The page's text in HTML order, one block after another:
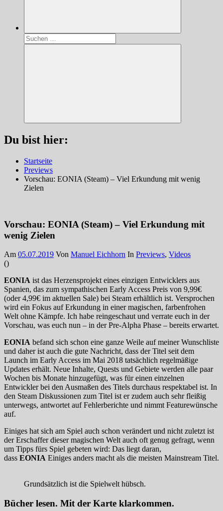
Suchen
nach:
Suchen
Du bist hier:
Startseite
Previews
Vorschau: EONIA (Steam) – Viel Erkundung mit wenig
Zielen
Vorschau: EONIA (Steam) – Viel Erkundung mit
wenig Zielen
Am 05.07.2019 Von Manuel Eichhorn In Previews, Videos
()
EONIA ist das Herzensprojekt eines einzigen Entwicklers aus
Spanien, das zum sympathischen Early Access Preis von 9,99€
(oder 4,99€ im aktuellen Sale) bei Steam erhältlich ist. Versprochen
wird ein Fokus auf Erkundung in einer magischen, farbenfrohen
Welt ohne Kämpfe. Ich habe reingeschaut und verrate euch in der
Vorschau, was euch nun – in der Pre-Alpha Phase – bereits erwartet.
EONIA befand sich schon eine ganze Weile auf meiner Wunschliste
und daher ist auch die gute Nachricht, dass der Titel seit dem
Launch im Early Access im Mai 2018 tatsächlich regelmäßige
Updates erhält. Neue Inhalte, Quests und Gebiete werden alle paar
Wochen bis Monate hinzugefügt, was für einen einzelnen
Entwickler bei den Ausmaßen des Titels durchaus respektabel ist. In
den Steam Diskussionen zum Titel ist er zudem auch sehr fleißig
unterwegs, antwortet auf Fehlerberichte und nimmt Featurewünsche
auf.
Einiges hat sich am Spiel auch schon verändert und nicht zuletzt ist
der Erschaffer dieser magischen Welt auch oft genug gefragt, wenn
um Tipps fürs Spiel gebeten wird: Das liegt daran,
dass EONIA Einiges anders macht als die meisten Mainstream Titel.
Grundsätzlich ist die Spielwelt hübsch.
Bücher lesen. Mit der Karte klarkommen.